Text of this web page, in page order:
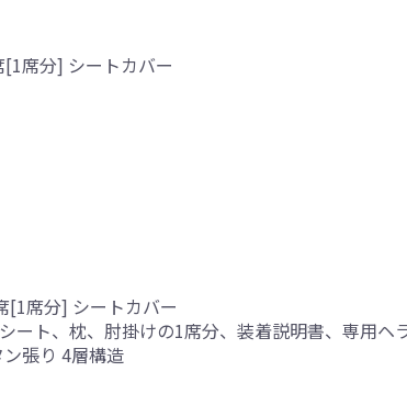
席分] シートカバー
[1席分] シートカバー
ート、枕、肘掛けの1席分、装着説明書、専用ヘ
張り 4層構造